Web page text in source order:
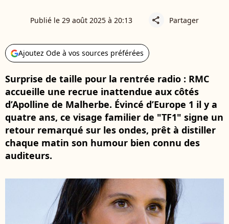
Publié le 29 août 2025 à 20:13 share Partager
Ajoutez Ode à vos sources préférées
Surprise de taille pour la rentrée radio : RMC
accueille une recrue inattendue aux côtés
d’Apolline de Malherbe. Évincé d’Europe 1 il y a
quatre ans, ce visage familier de "TF1" signe un
retour remarqué sur les ondes, prêt à distiller
chaque matin son humour bien connu des
auditeurs.